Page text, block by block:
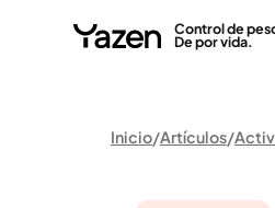
Control de
De por vida.
Inicio Artículos